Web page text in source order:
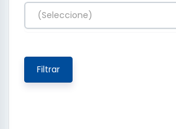
(Seleccione)
Filtrar